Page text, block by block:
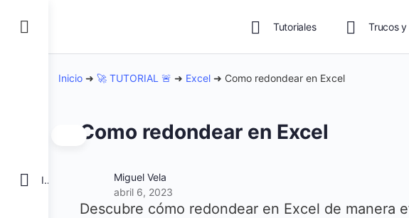
INICIO
Tutoriales Trucos
Inicio ➜ 🚀 TUTORIAL 🚨 ➜ Excel ➜ Como redondear en Excel
Como redondear en Excel
Miguel Vela
abril 6, 2023
Descubre cómo redondear en Excel de manera